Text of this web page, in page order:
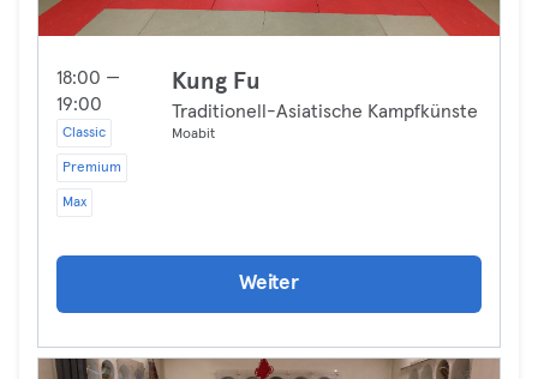
18:00 —
19:00
Classic
Premium
Max
Kung Fu
Traditionell-Asiatische Kampfkünste
Moabit
Weiter